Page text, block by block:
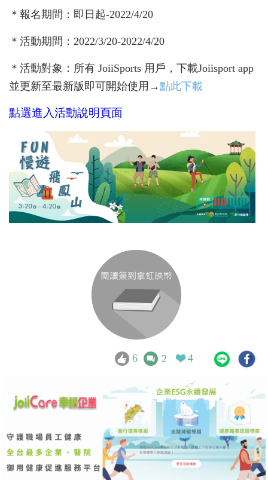
＊報名期間：即日起-2022/4/20
＊活動期間：2022/3/20-2022/4/20
＊活動對象：所有 JoiiSports 用戶，下載Joiisport app
並更新至最新版即可開始使用→點此下載
點選進入活動說明頁面
6 2 4